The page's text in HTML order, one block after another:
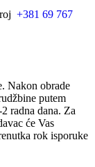
+381 69 767
Nakon obrade
putem
radna dana. Za
će Vas
rok isporuke